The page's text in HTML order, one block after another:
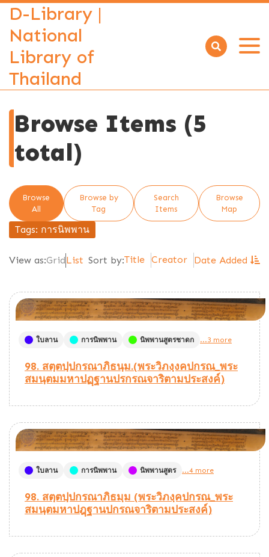
D-Library |
National
Library of
Thailand
Open
Browse Items (5
total)
Browse
All
Browse by
Tag
Search
Items
Browse
Map
Tags: การนิพพาน
View as:GridList Sort by:Title Creator Date Added
ใบลาน การนิพพาน นิพพานสูตรชาดก ...3 more
98. สตฺตปฺปกรณาภิธนฺม.(พระวิภงฺงคปกรณ_พระ
สมนฺตมมหาปฏฺฐานปรกรณจาริตามประสงค์)
ใบลาน การนิพพาน นิพพานสูตร ...4 more
98. สตฺตปฺปกรณาภิธมฺม (พระวิภงฺคปกรณ_พระ
สมนฺตมหาปฎฺฐานปกรณจาริตามประสงค์)